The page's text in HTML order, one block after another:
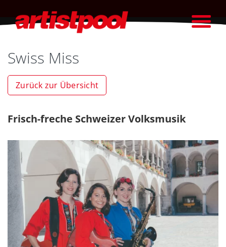
Swiss Miss
Zurück zur Übersicht
Frisch-freche Schweizer Volksmusik